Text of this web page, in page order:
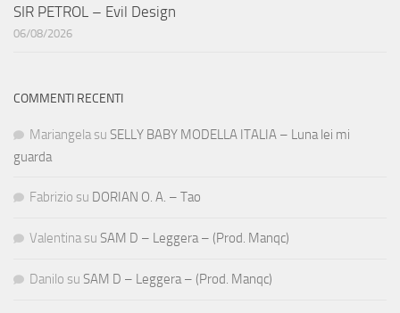
SIR PETROL – Evil Design
06/08/2026
COMMENTI RECENTI
Mariangela su SELLY BABY MODELLA ITALIA – Luna lei mi
guarda
Fabrizio su DORIAN O. A. – Tao
Valentina su SAM D – Leggera – (Prod. Manqc)
Danilo su SAM D – Leggera – (Prod. Manqc)